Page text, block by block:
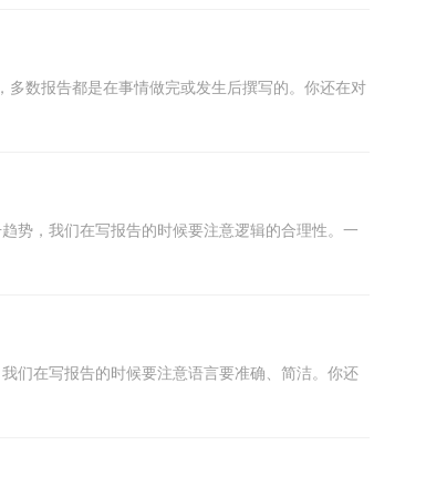
数报告都是在事情做完或发生后撰写的。你还在对
势，我们在写报告的时候要注意逻辑的合理性。一
们在写报告的时候要注意语言要准确、简洁。你还